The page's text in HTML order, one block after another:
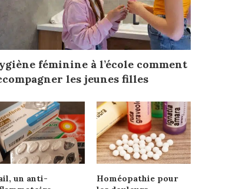
féminine à l’école comment
les jeunes filles
un anti-
Homéopathie pour